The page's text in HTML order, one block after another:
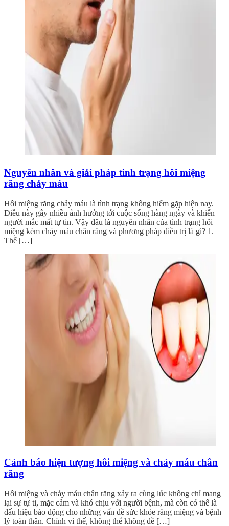
Nguyên nhân và giải pháp tình trạng hôi miệng
răng chảy máu
Hôi miệng răng chảy máu là tình trạng không hiếm gặp hiện nay.
Điều này gây nhiều ảnh hưởng tới cuộc sống hàng ngày và khiến
người mắc mất tự tin. Vậy đâu là nguyên nhân của tình trạng hôi
miệng kèm chảy máu chân răng và phương pháp điều trị là gì? 1.
Thế […]
Cảnh báo hiện tượng hôi miệng và chảy máu chân
răng
Hôi miệng và chảy máu chân răng xảy ra cùng lúc không chỉ mang
lại sự tự ti, mặc cảm và khó chịu với người bệnh, mà còn có thể là
dấu hiệu báo động cho những vấn đề sức khỏe răng miệng và bệnh
lý toàn thân. Chính vì thế, không thể không đề […]